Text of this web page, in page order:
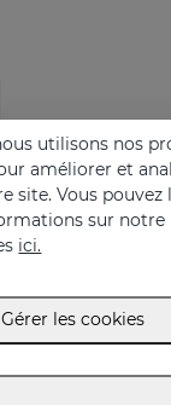
CICASES WH Crème Réparatrice
Répare et accélère la régénération cutanée
utilisons nos
améliorer et
site. Vous pouvez
sur notre
ici.
Gérer les cookies